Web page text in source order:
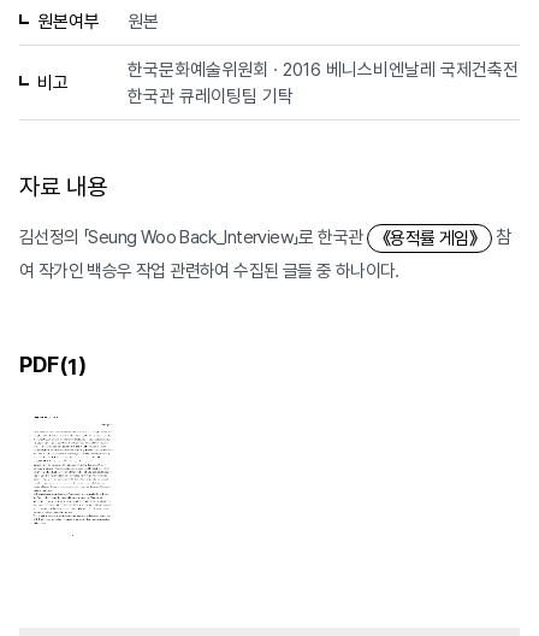
원본여부 원본
비고
한국문화예술위원회 · 2016 베니스비엔날레 국제건축전
한국관 큐레이팅팀 기탁
자료 내용
김선정의 「Seung Woo Back_Interview」로 한국관 《용적률 게임》
참
여 작가인 백승우 작업 관련하여 수집된 글들 중 하나이다.
PDF(1)